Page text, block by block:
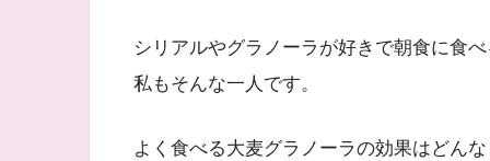
シリアルやグラノーラが好きで朝食に食
私もそんな一人です。
よく食べる大麦グラノーラの効果はどん